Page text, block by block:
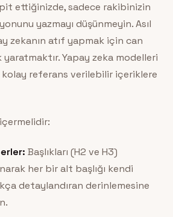
ettiğinizde, sadece rakibinizin
yazmayı düşünmeyin. Asıl
zekanın atıf yapmak için can
Yapay zeka modelleri
kolay referans verilebilir içeriklere
Başlıkları (H2 ve H3)
her bir alt başlığı kendi
detaylandıran derinlemesine